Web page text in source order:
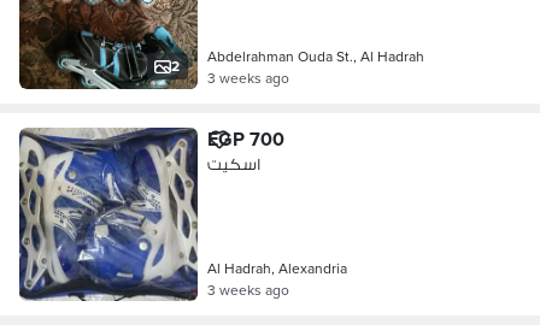
2
Abdelrahman Ouda St., Al Hadrah
3 weeks ago
EGP 700
اسكيت
Al Hadrah, Alexandria
3 weeks ago